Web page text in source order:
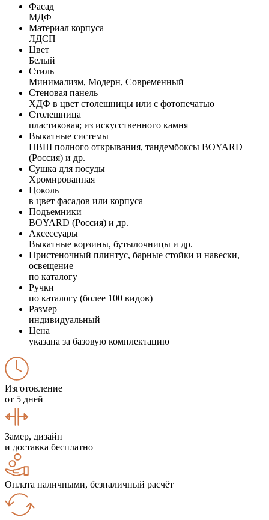
Фасад
МДФ
Материал корпуса
ЛДСП
Цвет
Белый
Стиль
Минимализм, Модерн, Современный
Стеновая панель
ХДФ в цвет столешницы или с фотопечатью
Столешница
пластиковая; из искусственного камня
Выкатные системы
ПВШ полного открывания, тандембоксы BOYARD
(Россия) и др.
Сушка для посуды
Хромированная
Цоколь
в цвет фасадов или корпуса
Подъемники
BOYARD (Россия) и др.
Аксессуары
Выкатные корзины, бутылочницы и др.
Пристеночный плинтус, барные стойки и навески,
освещение
по каталогу
Ручки
по каталогу (более 100 видов)
Размер
индивидуальный
Цена
указана за базовую комплектацию
Изготовление
от 5 дней
Замер, дизайн
и доставка бесплатно
Оплата наличными, безналичный расчёт